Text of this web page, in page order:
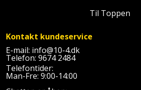
Savklinge
Skraber
Skruestik
Lader
Ligesliber
Limpistol
Merchandise
Mobiltilbehør
Pavillon
Til Toppen
Kontakt kundeservice
E-mail: info@10-4.dk
Telefon: 9674 2484
Telefontider:
Man-Fre: 9:00-14:00